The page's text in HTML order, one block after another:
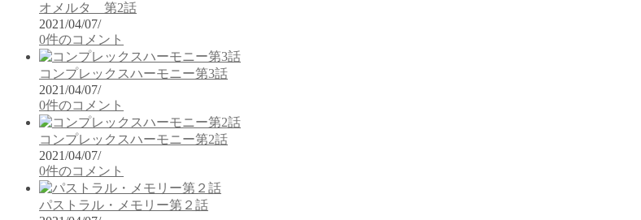
オメルタ 第2話
2021/04/07/
0件のコメント
コンプレックスハーモニー第3話
2021/04/07/
0件のコメント
コンプレックスハーモニー第2話
2021/04/07/
0件のコメント
パストラル・メモリー第２話